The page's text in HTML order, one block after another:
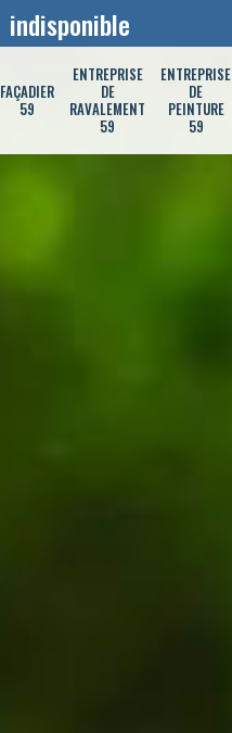
indisponible
FAÇADIER
59
ENTREPRISE
DE
RAVALEMENT
59
ENTREPRISE
DE
PEINTURE
59